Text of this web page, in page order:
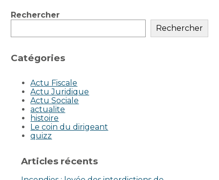
Blog
Rechercher
Rechercher
Catégories
Actu Fiscale
Actu Juridique
Actu Sociale
actualite
histoire
Le coin du dirigeant
quizz
Articles récents